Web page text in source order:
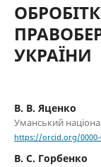
УКРАЇНИ
В. В. Яценко
Уманський
https://orcid.org/0000-
В. С. Горбенко